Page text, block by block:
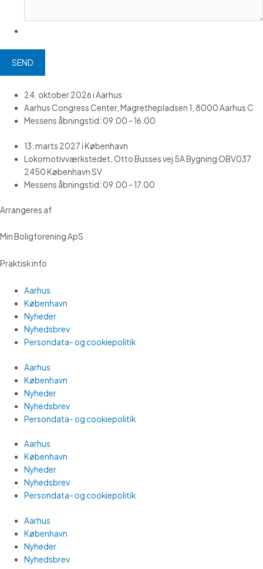
24. oktober 2026 i Aarhus
Aarhus Congress Center, Magrethepladsen 1, 8000 Aarhus C
Messens åbningstid: 09.00 - 16.00
13. marts 2027 i København
Lokomotivværkstedet, Otto Busses vej 5A Bygning OBV037
2450 København SV
Messens åbningstid: 09.00 - 17.00
Arrangeres af
Min Boligforening ApS
Praktisk info
Aarhus
København
Nyheder
Nyhedsbrev
Persondata- og cookiepolitik
Aarhus
København
Nyheder
Nyhedsbrev
Persondata- og cookiepolitik
Aarhus
København
Nyheder
Nyhedsbrev
Persondata- og cookiepolitik
Aarhus
København
Nyheder
Nyhedsbrev